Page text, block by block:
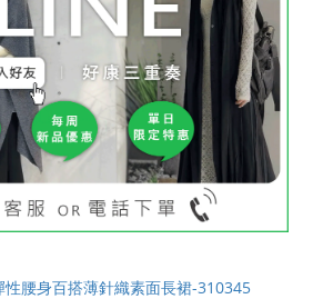
性腰身百搭薄針織素面長裙-310345